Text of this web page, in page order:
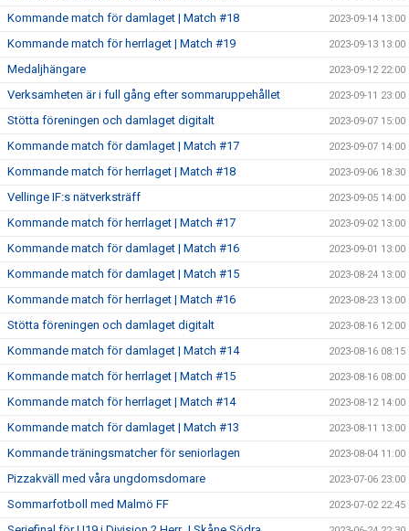
Kommande match för damlaget | Match #18 2023-09-14 13:00
Kommande match för herrlaget | Match #19 2023-09-13 13:00
Medaljhängare 2023-09-12 22:00
Verksamheten är i full gång efter sommaruppehållet 2023-09-11 23:00
Stötta föreningen och damlaget digitalt 2023-09-07 15:00
Kommande match för damlaget | Match #17 2023-09-07 14:00
Kommande match för herrlaget | Match #18 2023-09-06 18:30
Vellinge IF:s nätverksträff 2023-09-05 14:00
Kommande match för herrlaget | Match #17 2023-09-02 13:00
Kommande match för damlaget | Match #16 2023-09-01 13:00
Kommande match för damlaget | Match #15 2023-08-24 13:00
Kommande match för herrlaget | Match #16 2023-08-23 13:00
Stötta föreningen och damlaget digitalt 2023-08-16 12:00
Kommande match för damlaget | Match #14 2023-08-16 08:15
Kommande match för herrlaget | Match #15 2023-08-16 08:00
Kommande match för herrlaget | Match #14 2023-08-12 14:00
Kommande match för damlaget | Match #13 2023-08-11 13:00
Kommande träningsmatcher för seniorlagen 2023-08-04 11:00
Pizzakväll med våra ungdomsdomare 2023-07-06 23:00
Sommarfotboll med Malmö FF 2023-07-02 22:45